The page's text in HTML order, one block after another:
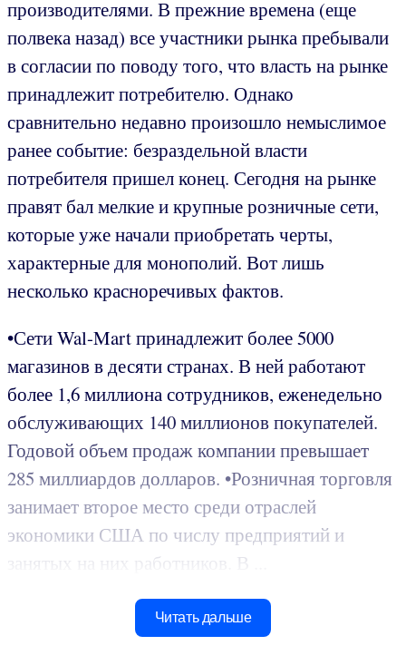
производителями. В прежние времена (еще
полвека назад) все участники рынка пребывали
в согласии по поводу того, что власть на рынке
принадлежит потребителю. Однако
сравнительно недавно произошло немыслимое
ранее событие: безраздельной власти
потребителя пришел конец. Сегодня на рынке
правят бал мелкие и крупные розничные сети,
которые уже начали приобретать черты,
характерные для монополий. Вот лишь
несколько красноречивых фактов.
•Сети Wal-Mart принадлежит более 5000
магазинов в десяти странах. В ней работают
более 1,6 миллиона сотрудников, еженедельно
обслуживающих 140 миллионов покупателей.
Годовой объем продаж компании превышает
285 миллиардов долларов. •Розничная торговля
занимает второе место среди отраслей
экономики США по числу предприятий и
занятых на них работников. В ...
Читать дальше